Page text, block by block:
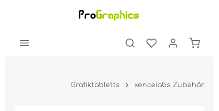
Grafiktabletts xencelabs Zubehör